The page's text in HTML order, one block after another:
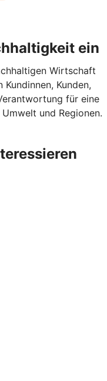
ein
Wirtschaft
Kunden,
für eine
und Regionen.